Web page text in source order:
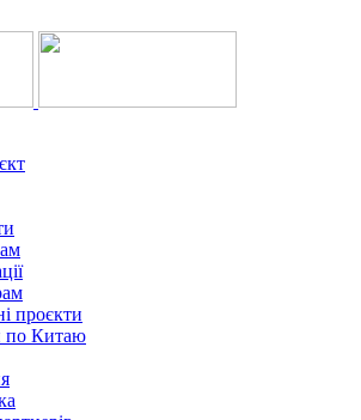
проєкти
по Китаю